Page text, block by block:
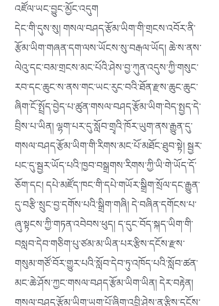
འཛོལ་ཡང་བྱུང་མྱོང་འདུག
དེང་གི་དུས་སུ། གསལ་བཤད་རྩོམ་ཡིག་གི་གྲངས་འབོར་ནི་
རྩོམ་ཡིག་གཞན་དག་ལས་ཡོངས་སུ་བརྒལ་ཡོད། ཆེ་ས་ནས་
ལེའུ་དང་བམ་གྲངས་མང་པོའི་ཤེས་བྱ་ཀུན་འདུས་ཀྱི་གསུང་
རབ་དང་ཆུང་ས་ནས་གང་ཡང་རུང་བའི་ཐོན་རྫས་ཆུང་ཆུང་
ཞིག་ངོ་སྤྲོད་བྱེད་པ་ཚུན་གསལ་བཤད་རྩོམ་ཡིག་བེད་སྤྱད་དེ་
བྲིས་པ་ཡིན། ལྷག་པར་དུ་སློབ་གྲྭའི་ཁོར་ཡུག་ནས་རྒྱུན་དུ་
གསལ་བཤད་རྩོམ་ཡིག་གི་རིགས་མང་པོ་མཐོང་ཐུབ་སྟེ། སྦྱར་
པང་དུ་སྦྱར་ཡོད་པའི་ཁྱབ་བསྒྲགས་རིགས་ཀྱི་ཡི་གེ་ཡོད་དོ་
ཅོག་དང། དཔེ་མཛོད་ཁང་གི་དཔེ་གཡོར་སྒྲིག་སྲོལ་དང་རྒྱུན་
དུ་བརྩི་སྲུང་བྱ་དགོས་པའི་སྒྲིག་གཞི། དེ་བཞིན་དགོངས་པ་
ཞུ་སྟངས་ཀྱི་གཏན་འབེབས་ཕུད། ད་དུང་བོད་སྐད་ཡིག་གི་
བསླབ་དེབ་གཅིག་པུ་ཙམ་མ་ཡིན་པར་རྩིས་དངོས་རྫས་
གསུམ་གཙོ་བོར་གྱུར་པའི་སློབ་དེབ་ཏུ་འཁོད་པའི་སློབ་ཚན་
མང་ཆེ་ཤོས་ཀྱང་གསལ་བཤད་རྩོམ་ཡིག་ཡིན། དེར་བརྟེན།